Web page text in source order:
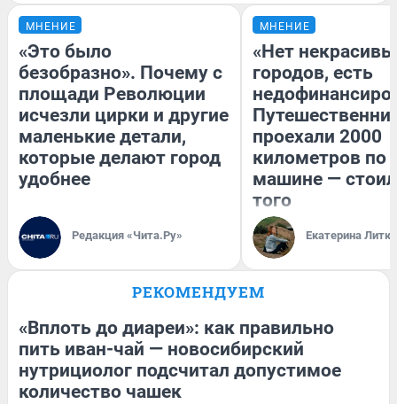
МНЕНИЕ
«Это было
безобразно». Почему с
площади Революции
исчезли цирки и другие
маленькие детали,
которые делают город
удобнее
Редакция «Чита.Ру»
МНЕНИЕ
«Нет
городов, есть
проехали 2000
километров по
машине —
того
Екатерина
РЕКОМЕНДУЕМ
«Вплоть до диареи»: как правильно
пить иван-чай — новосибирский
нутрициолог подсчитал допустимое
количество чашек